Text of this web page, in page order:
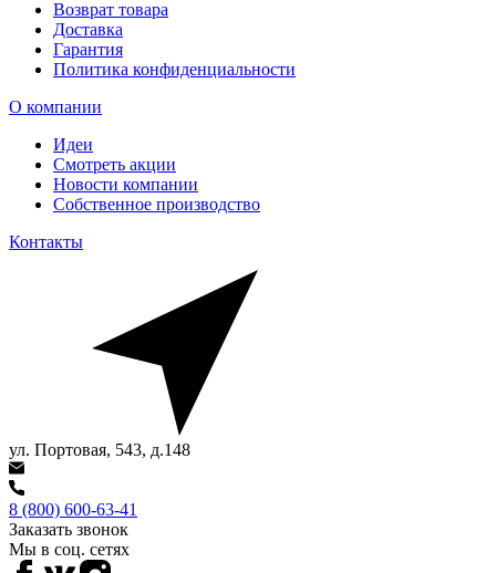
Возврат товара
Доставка
Гарантия
Политика конфиденциальности
О компании
Идеи
Смотреть акции
Новости компании
Собственное производство
Контакты
ул. Портовая, 543, д.148
8 (800) 600-63-41
Заказать звонок
Мы в соц. сетях